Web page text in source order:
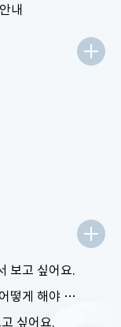
내
보고 싶어요.
내가 원하는 형태대로 통계표를 보려면 어떻게 해야 하나요?
싶어요.